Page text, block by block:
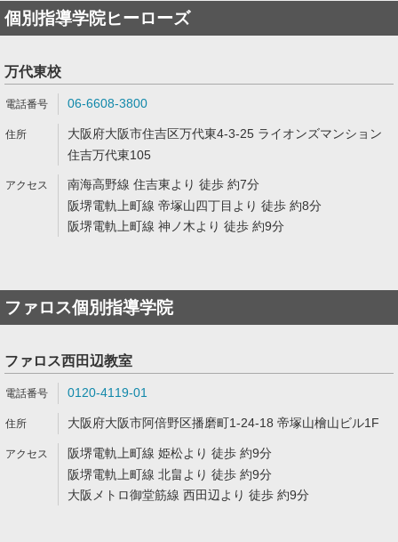
個別指導学院ヒーローズ
万代東校
06-6608-3800
大阪府大阪市住吉区万代東4-3-25 ライオンズマンション
住吉万代東105
南海高野線 住吉東より 徒歩 約7分
阪堺電軌上町線 帝塚山四丁目より 徒歩 約8分
阪堺電軌上町線 神ノ木より 徒歩 約9分
ファロス個別指導学院
ファロス西田辺教室
0120-4119-01
大阪府大阪市阿倍野区播磨町1-24-18 帝塚山檜山ビル1F
阪堺電軌上町線 姫松より 徒歩 約9分
阪堺電軌上町線 北畠より 徒歩 約9分
大阪メトロ御堂筋線 西田辺より 徒歩 約9分